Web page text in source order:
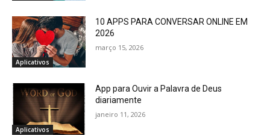
Aplicativos
10 APPS PARA CONVERSAR ONLINE EM
2026
março 15, 2026
Aplicativos
App para Ouvir a Palavra de Deus
diariamente
janeiro 11, 2026